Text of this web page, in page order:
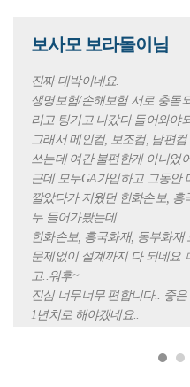
보사모 보라돌이님
진짜 대박이네요.
생명보험/손해보험 서로 충돌
리고 팅기고 나갔다 들어와야
그래서 메인컴, 보조컴, 남편
쓰는데 여간 불편한게 아니었어
근데 모두GA가입하고 그동안
깔았다가 지웠던 한화손보, 흥
두 들어가봤는데
한화손보, 흥국화재, 동부화재
문제없이 설계까지 다 되네요
고..워후~
진심 너무너무 편합니다.. 좋
1년치로 해야겠네요..